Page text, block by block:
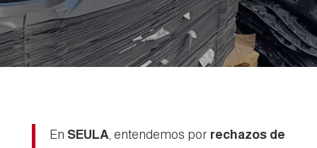
En SEULA, entendemos por rechazos de